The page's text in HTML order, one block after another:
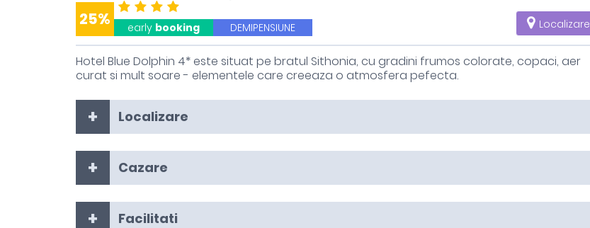
25% early booking DEMIPENSIUNE Localizare
Hotel Blue Dolphin 4* este situat pe bratul Sithonia, cu gradini frumos colorate, copaci, aer
curat si mult soare - elementele care creeaza o atmosfera pefecta.
Localizare
Cazare
Facilitati